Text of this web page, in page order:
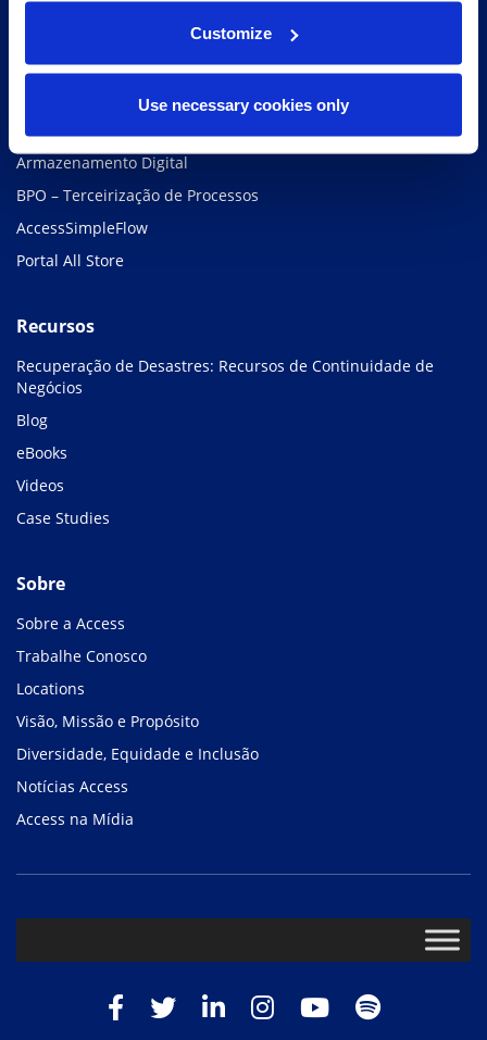
Customize
Use necessary cookies only
Digitalização de Documentos
Guarda Física e Gestão de Documentos
Guarda de Mídias
Armazenamento Digital
BPO – Terceirização de Processos
AccessSimpleFlow
Portal All Store
Recursos
Recuperação de Desastres: Recursos de Continuidade de
Negócios
Blog
eBooks
Videos
Case Studies
Sobre
Sobre a Access
Trabalhe Conosco
Locations
Visão, Missão e Propósito
Diversidade, Equidade e Inclusão
Notícias Access
Access na Mídia
Facebook
TwitterLinkedIn
Instagram
YoutubeSpotify